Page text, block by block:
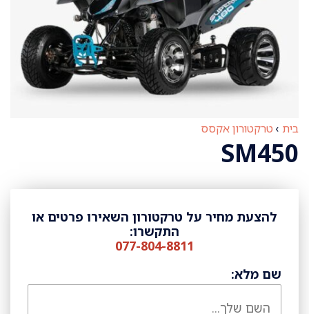
בית › טרקטורון אקסס
SM450
להצעת מחיר על טרקטורון השאירו פרטים או
התקשרו:
077-804-8811
שם מלא: